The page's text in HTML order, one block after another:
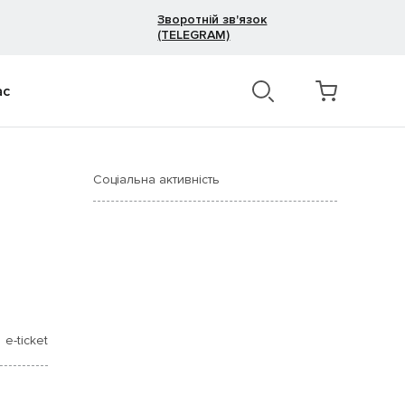
Зворотній зв'язок
(TELEGRAM)
e-ticket
Соціальна активність